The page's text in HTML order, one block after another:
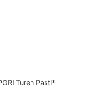
Turen Pasti*